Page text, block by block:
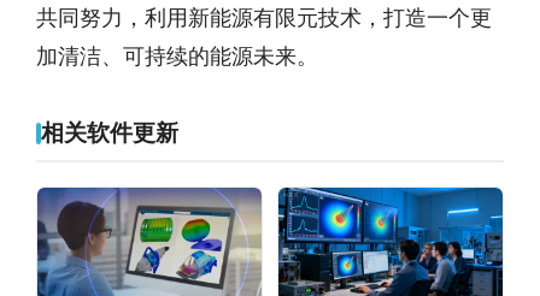
共同努力，利用新能源有限元技术，打造一个更
加清洁、可持续的能源未来。
相关软件更新